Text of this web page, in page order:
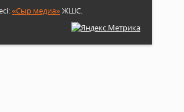
«Сыр медиа»ЖШС.